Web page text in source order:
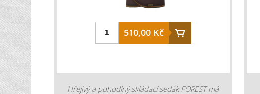
510,00 Kč
Hřejivý a pohodlný skládací sedák FOREST má